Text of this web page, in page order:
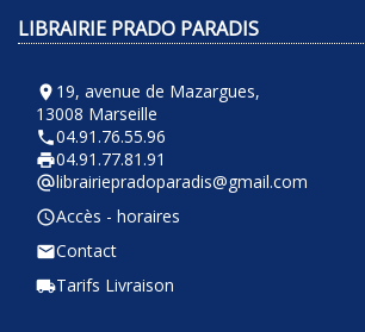
LIBRAIRIE PRADO PARADIS
room 19, avenue de Mazargues,
13008 Marseille
phone04.91.76.55.96
local_printshop04.91.77.81.91
alternate_emaillibrairiepradoparadis@gmail.com
query_builderAccès - horaires
emailContact
local_shippingTarifs Livraison